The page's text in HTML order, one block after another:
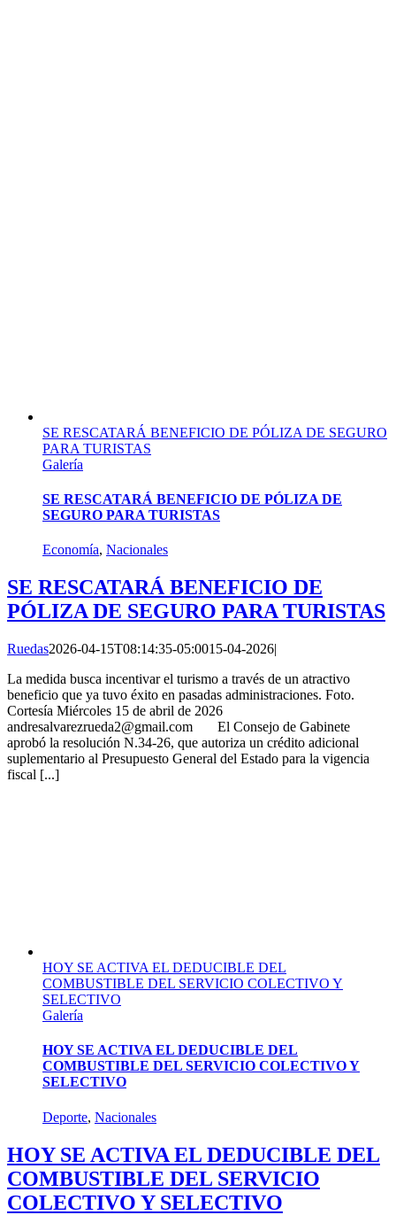
SE RESCATARÁ BENEFICIO DE PÓLIZA DE SEGURO
PARA TURISTAS
Galería
SE RESCATARÁ BENEFICIO DE PÓLIZA DE
SEGURO PARA TURISTAS
Economía, Nacionales
SE RESCATARÁ BENEFICIO DE
PÓLIZA DE SEGURO PARA TURISTAS
Ruedas2026-04-15T08:14:35-05:0015-04-2026|
La medida busca incentivar el turismo a través de un atractivo
beneficio que ya tuvo éxito en pasadas administraciones. Foto.
Cortesía Miércoles 15 de abril de 2026
andresalvarezrueda2@gmail.com El Consejo de Gabinete
aprobó la resolución N.34-26, que autoriza un crédito adicional
suplementario al Presupuesto General del Estado para la vigencia
fiscal [...]
HOY SE ACTIVA EL DEDUCIBLE DEL
COMBUSTIBLE DEL SERVICIO COLECTIVO Y
SELECTIVO
Galería
HOY SE ACTIVA EL DEDUCIBLE DEL
COMBUSTIBLE DEL SERVICIO COLECTIVO Y
SELECTIVO
Deporte, Nacionales
HOY SE ACTIVA EL DEDUCIBLE DEL
COMBUSTIBLE DEL SERVICIO
COLECTIVO Y SELECTIVO